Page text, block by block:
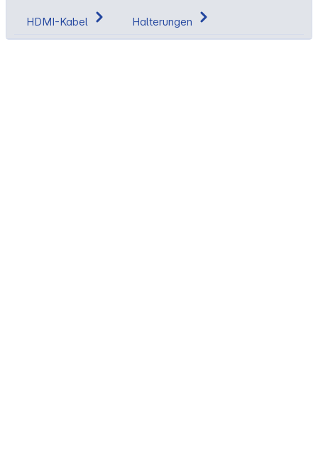
HDMI-Kabel Halterungen